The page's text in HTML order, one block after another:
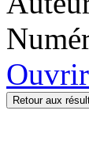
Retour aux